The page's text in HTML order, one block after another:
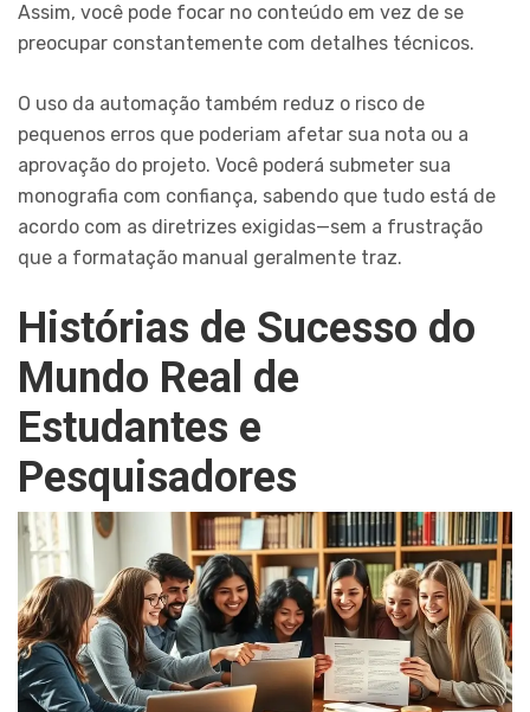
Assim, você pode focar no conteúdo em vez de se
preocupar constantemente com detalhes técnicos.
O uso da automação também reduz o risco de
pequenos erros que poderiam afetar sua nota ou a
aprovação do projeto. Você poderá submeter sua
monografia com confiança, sabendo que tudo está de
acordo com as diretrizes exigidas—sem a frustração
que a formatação manual geralmente traz.
Histórias de Sucesso do
Mundo Real de
Estudantes e
Pesquisadores